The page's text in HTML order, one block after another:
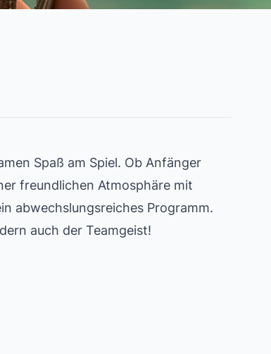
Spaß am Spiel. Ob Anfänger
freundlichen Atmosphäre mit
abwechslungsreiches Programm.
auch der Teamgeist!